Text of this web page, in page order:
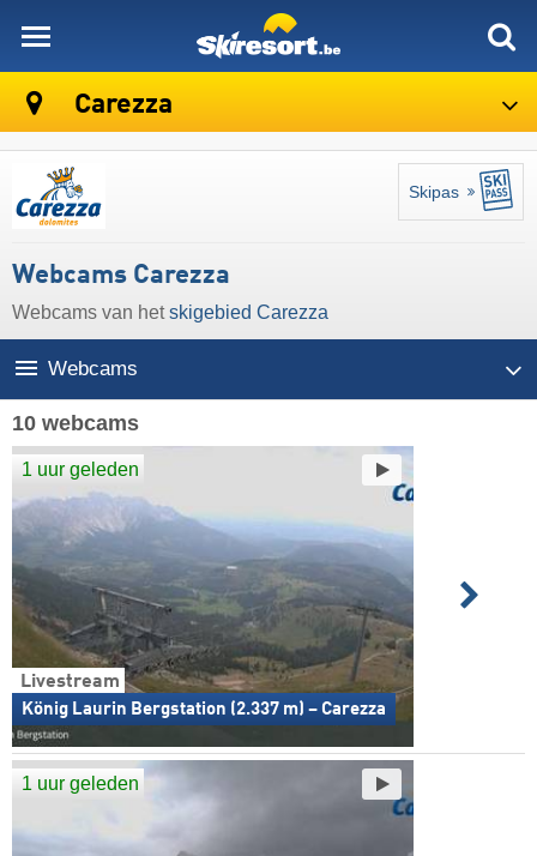
Carezza
Skipas
Webcams Carezza
Webcams van hetskigebied Carezza
Webcams
10 webcams
Livestream
König Laurin Bergstation (2.337 m) – Carezza
1 uur geleden
1 uur geleden